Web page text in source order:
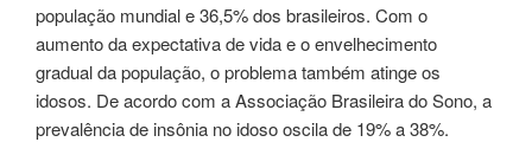
população mundial e 36,5% dos brasileiros. Com o
aumento da expectativa de vida e o envelhecimento
gradual da população, o problema também atinge os
idosos. De acordo com a Associação Brasileira do Sono, a
prevalência de insônia no idoso oscila de 19% a 38%.